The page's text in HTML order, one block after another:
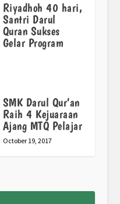
Riyadhoh 40 hari,
Santri Darul
Quran Sukses
Gelar Program
SMK Darul Qur’an
Raih 4 Kejuaraan
Ajang MTQ Pelajar
October 19, 2017